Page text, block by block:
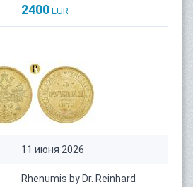
2400 EUR
11 июня 2026
Rhenumis by Dr. Reinhard